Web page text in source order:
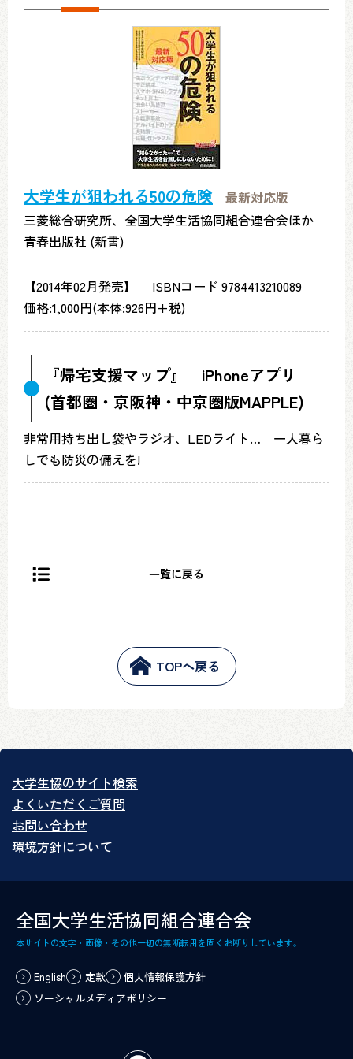
大学生が狙われる50の危険
最新対応版
三菱総合研究所、全国大学生活協同組合連合会ほか
青春出版社 (新書)
【2014年02月発売】 ISBNコード 9784413210089
価格:1,000円(本体:926円+税)
『帰宅支援マップ』 iPhoneアプリ
(首都圏・京阪神・中京圏版MAPPLE)
非常用持ち出し袋やラジオ、LEDライト… 一人暮ら
しでも防災の備えを!
一覧に戻る
TOPへ戻る
大学生協のサイト検索
よくいただくご質問
お問い合わせ
環境方針について
English 定款
個人情報保護方針
ソーシャルメディアポリシー
全国大学生活協同組合連合会
本サイトの文字・画像・その他一切の無断転用を固くお断りしています。